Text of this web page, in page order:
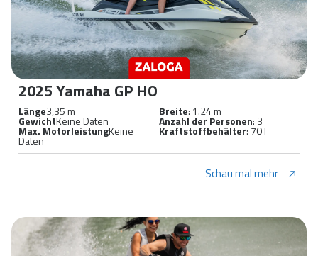
2025 Yamaha GP HO
Länge3,35 m Breite: 1.24 m
GewichtKeine Daten Anzahl der Personen: 3
Max. MotorleistungKeine
Daten
Kraftstoffbehälter: 70 l
Schau mal mehr